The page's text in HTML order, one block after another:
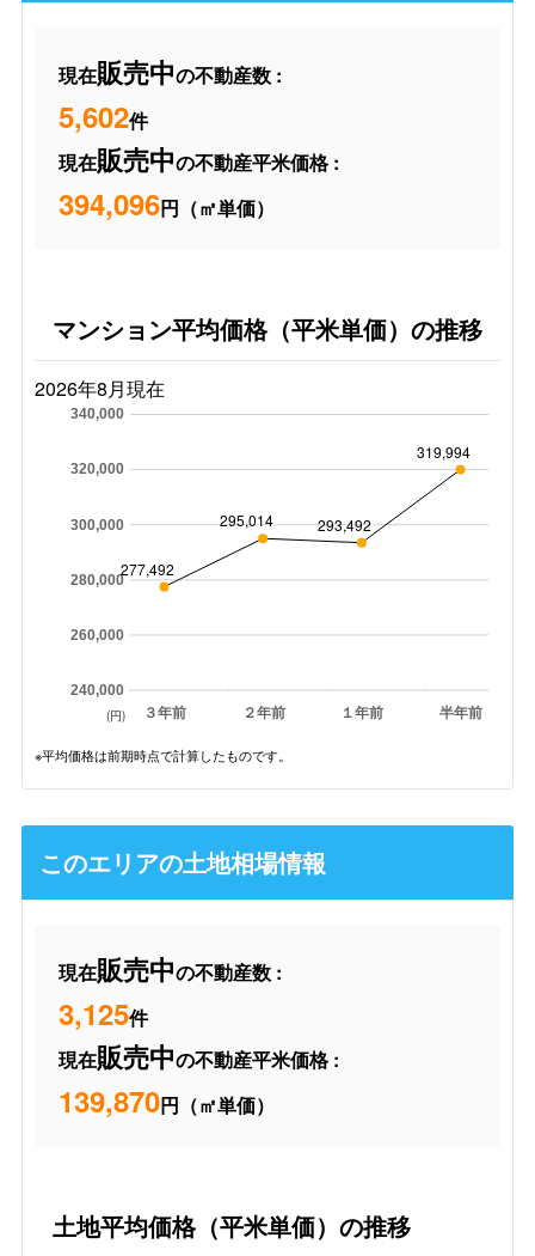
現在販売中の不動産数 :
5,602件
現在販売中の不動産平米価格 :
394,096円（㎡単価）
マンション平均価格（平米単価）の推移
2026年8月現在
３年前 ２年前 １年前 半年前
240,000
260,000
280,000
300,000
320,000
340,000
277,492
295,014 293,492
319,994
(円)
※平均価格は前期時点で計算したものです。
このエリアの土地相場情報
現在販売中の不動産数 :
3,125件
現在販売中の不動産平米価格 :
139,870円（㎡単価）
土地平均価格（平米単価）の推移